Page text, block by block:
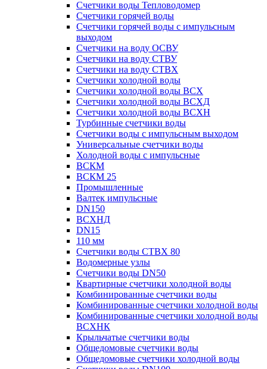
Счетчики воды Тепловодомер
Счетчики горячей воды
Счетчики горячей воды с импульсным
выходом
Счетчики на воду ОСВУ
Счетчики на воду СТВУ
Счетчики на воду СТВХ
Счетчики холодной воды
Счетчики холодной воды ВСХ
Счетчики холодной воды ВСХД
Счетчики холодной воды ВСХН
Турбинные счетчики воды
Счетчики воды с импульсным выходом
Универсальные счетчики воды
Холодной воды с импульсные
ВСКМ
ВСКМ 25
Промышленные
Валтек импульсные
DN150
ВСХНД
DN15
110 мм
Счетчики воды СТВХ 80
Водомерные узлы
Счетчики воды DN50
Квартирные счетчики холодной воды
Комбинированные счетчики воды
Комбинированные счетчики холодной воды
Комбинированные счетчики холодной воды
ВСХНК
Крыльчатые счетчики воды
Общедомовые счетчики воды
Общедомовые счетчики холодной воды